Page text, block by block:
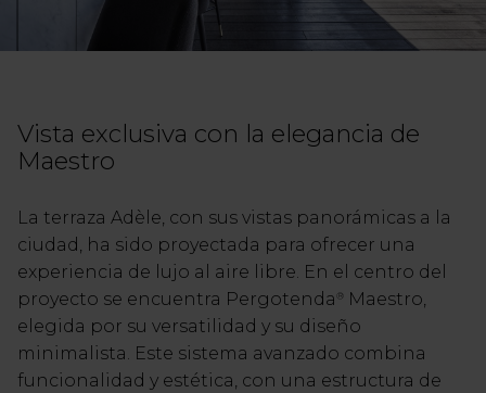
Vista exclusiva con la elegancia de
Maestro
La terraza Adèle, con sus vistas panorámicas a la
ciudad, ha sido proyectada para ofrecer una
experiencia de lujo al aire libre. En el centro del
proyecto se encuentra Pergotenda ®
Maestro,
elegida por su versatilidad y su diseño
minimalista. Este sistema avanzado combina
funcionalidad y estética, con una estructura de